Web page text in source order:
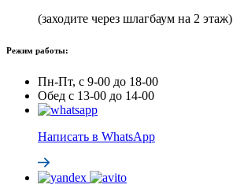
(заходите через шлагбаум на 2 этаж)
Режим работы:
Пн-Пт, с 9-00 до 18-00
Обед с 13-00 до 14-00
Написать в WhatsApp